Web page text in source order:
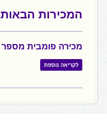
המכירות הבאות
מכירה פומבית מספר 18
לקריאה נוספת